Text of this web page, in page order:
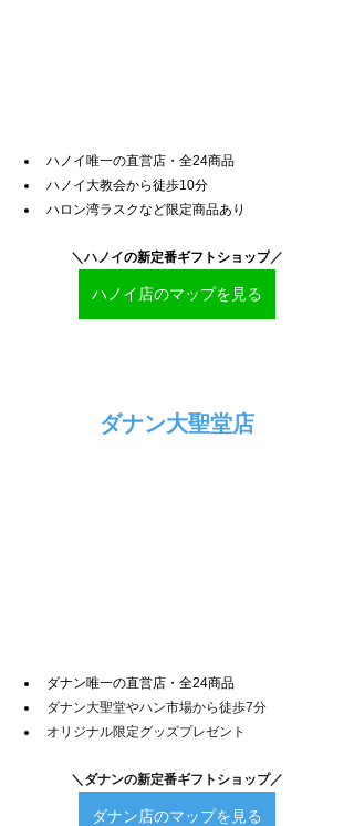
ハノイ唯一の直営店・全24商品
ハノイ大教会から徒歩10分
ハロン湾ラスクなど限定商品あり
＼ハノイの新定番ギフトショップ ／
ハノイ店のマップを見る
ダナン大聖堂店
ダナン唯一の直営店・全24商品
ダナン大聖堂やハン市場から徒歩7分
オリジナル限定グッズプレゼント
＼ダナンの新定番ギフトショップ／
ダナン店のマップを見る